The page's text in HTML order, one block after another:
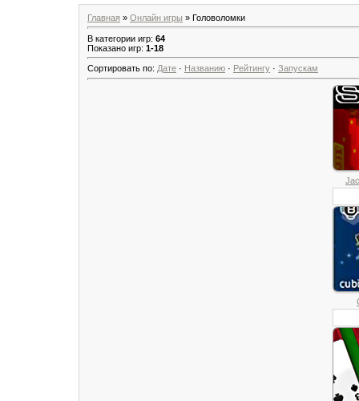
Главная » Онлайн игры » Головоломки
В категории игр: 64
Показано игр: 1-18
Сортировать по: Дате · Названию · Рейтингу · Запускам